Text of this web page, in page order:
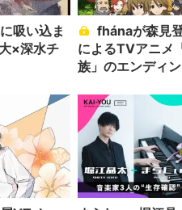
×深水チ
fhánaが森見登美彦原作
によるTVアニメ
族」のエンディ
定！！